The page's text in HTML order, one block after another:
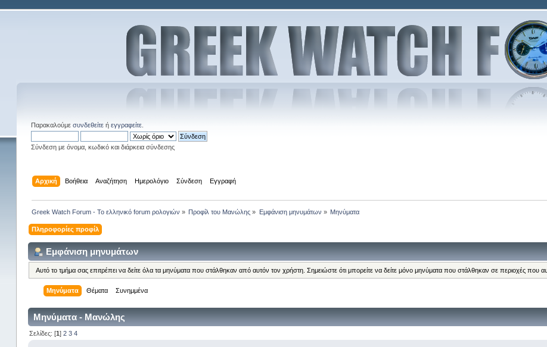
Παρακαλούμε συνδεθείτεή εγγραφείτε.
Σύνδεση με όνομα, κωδικό και διάρκεια σύνδεσης
Αρχική Βοήθεια Αναζήτηση Ημερολόγιο Σύνδεση Εγγραφή
Greek Watch Forum - Το ελληνικό forum ρολογιών » Προφίλ του Μανώλης » Εμφάνιση μηνυμάτων » Μηνύματα
Πληροφορίες προφίλ
Εμφάνιση μηνυμάτων
Αυτό το τμήμα σας επιτρέπει να δείτε όλα τα μηνύματα που στάλθηκαν από αυτόν τον χρήστη. Σημειώστε ότι μπορείτε να δείτε μόνο μηνύματα που στάλθηκαν σε περιοχές που
Μηνύματα Θέματα Συνημμένα
Μηνύματα - Μανώλης
Σελίδες: [1]2 3 4